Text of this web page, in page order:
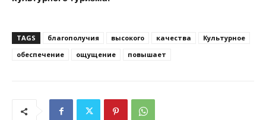
TAGS благополучия высокого качества
Культурное
обеспечение
ощущение повышает